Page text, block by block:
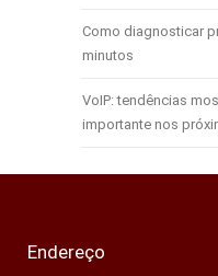
Como diagnosticar
minutos
VoIP: tendências
importante nos
Endereço